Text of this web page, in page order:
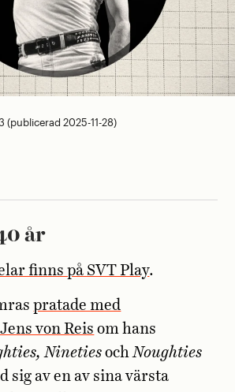
(publicerad 2025-11-28)
år
finns på SVT Play.
pratade med
von Reis om hans
Nineties ochNoughties
sig av en av sina värsta